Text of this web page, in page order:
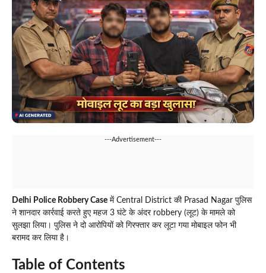
---Advertisement---
Delhi Police Robbery Case में Central District की Prasad Nagar पुलिस
ने शानदार कार्रवाई करते हुए महज 3 घंटे के अंदर robbery (लूट) के मामले को
सुलझा लिया। पुलिस ने दो आरोपियों को गिरफ्तार कर लूटा गया मोबाइल फोन भी
बरामद कर लिया है।
Table of Contents